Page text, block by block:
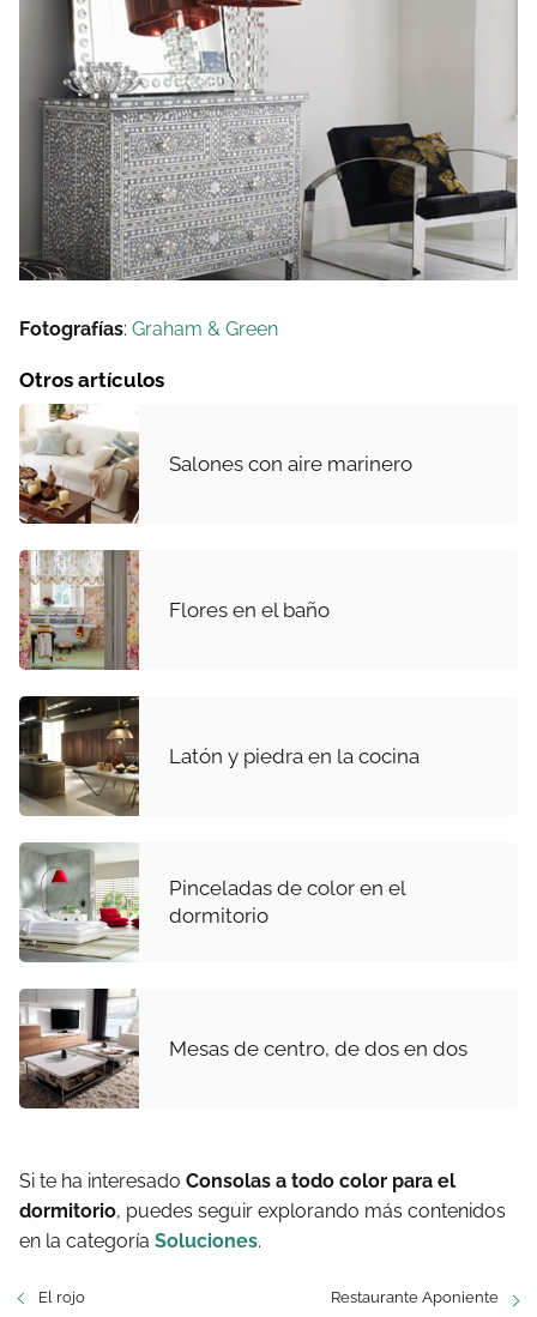
Fotografías: Graham & Green
Otros artículos
Salones con aire marinero
Flores en el baño
Latón y piedra en la cocina
Pinceladas de color en el
dormitorio
Mesas de centro, de dos en dos
Si te ha interesado Consolas a todo color para el
dormitorio, puedes seguir explorando más contenidos
en la categoría Soluciones.
El rojo Restaurante Aponiente